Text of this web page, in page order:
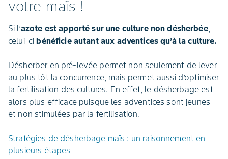
votre maïs !
Si l’azote est apporté sur une culture non désherbée,
celui-cibénéficie autant aux adventices qu’à la culture.
Désherber en pré-levée permet non seulement de lever
au plus tôt la concurrence, mais permet aussi d’optimiser
la fertilisation des cultures. En effet, le désherbage est
alors plus efficace puisque les adventices sont jeunes
et non stimulées par la fertilisation.
Stratégies de désherbage maïs : un raisonnement en
plusieurs étapes